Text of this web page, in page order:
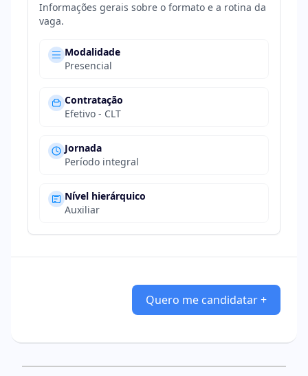
Informações gerais sobre o formato e a rotina da
vaga.
Modalidade
Presencial
Contratação
Efetivo - CLT
Jornada
Período integral
Nível hierárquico
Auxiliar
Quero me candidatar +